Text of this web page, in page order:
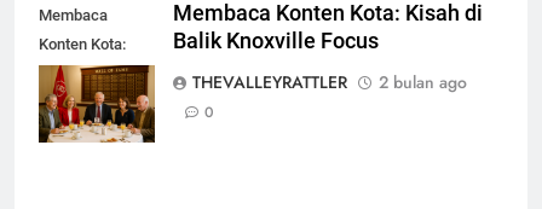
Membaca
Konten Kota:
Kisah di Balik
Knoxville Focus
Membaca Konten Kota: Kisah di
Balik Knoxville Focus
THEVALLEYRATTLER
2 bulan ago
0